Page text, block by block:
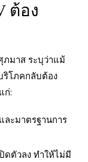
ต้อง
ภมาส ระบุว่าแม้
ริโภคกลับต้อง
ก่:
ะมาตรฐานการ
ตัวลง ทำให้ไม่มี